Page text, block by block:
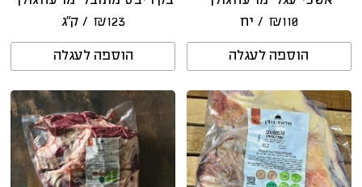
₪110 / יח
הוספה לעגלה
₪123 / ק״ג
הוספה לעגלה